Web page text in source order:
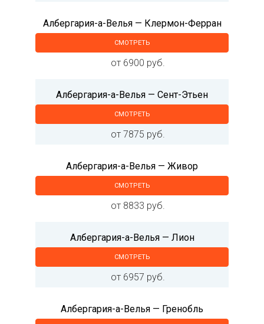
Албергария-а-Велья — Клермон-Ферран
СМОТРЕТЬ
от 6900 руб.
Албергария-а-Велья — Сент-Этьен
СМОТРЕТЬ
от 7875 руб.
Албергария-а-Велья — Живор
СМОТРЕТЬ
от 8833 руб.
Албергария-а-Велья — Лион
СМОТРЕТЬ
от 6957 руб.
Албергария-а-Велья — Гренобль